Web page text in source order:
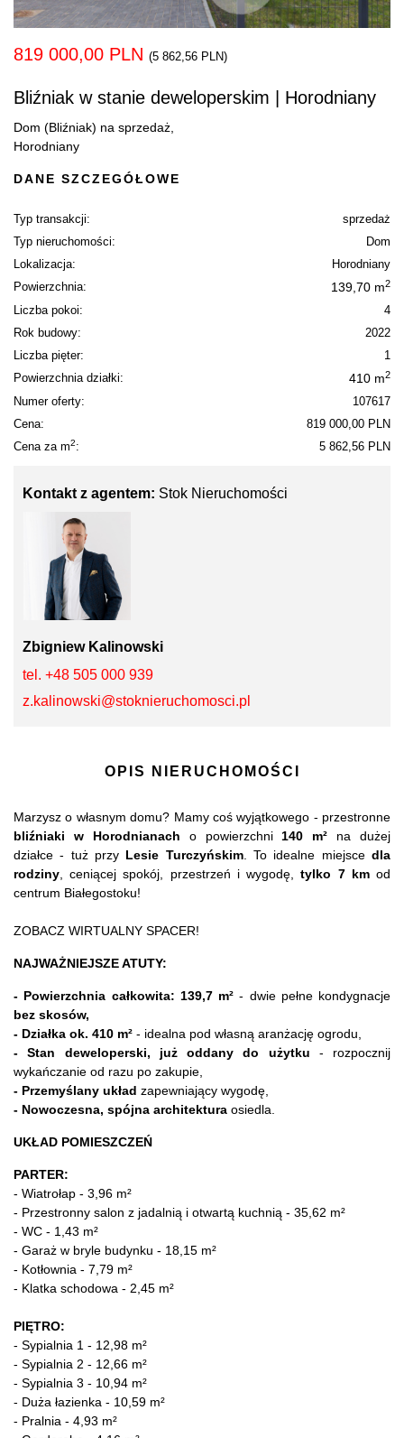
819 000,00 PLN (5 862,56 PLN)
Bliźniak w stanie deweloperskim | Horodniany
Dom (Bliźniak) na sprzedaż,
Horodniany
DANE SZCZEGÓŁOWE
Typ transakcji:
sprzedaż
Typ nieruchomości:
Dom
Lokalizacja:
Horodniany
Powierzchnia:
139,70 m2
Liczba pokoi:
4
Rok budowy:
2022
Liczba pięter:
1
Powierzchnia działki:
410 m2
Numer oferty:
107617
Cena:
819 000,00 PLN
Cena za m2: 5 862,56 PLN
Kontakt z agentem: Stok Nieruchomości
Zbigniew Kalinowski
tel. +48 505 000 939
z.kalinowski@stoknieruchomosci.pl
OPIS NIERUCHOMOŚCI
Marzysz o własnym domu? Mamy coś wyjątkowego - przestronne
bliźniaki w Horodnianach o powierzchni 140 m² na dużej
działce - tuż przy Lesie Turczyńskim. To idealne miejscedla
rodziny , ceniącej spokój, przestrzeń i wygodę,tylko 7 kmod
centrum Białegostoku!
ZOBACZ WIRTUALNY SPACER!
NAJWAŻNIEJSZE ATUTY:
- Powierzchnia całkowita: 139,7 m² - dwie pełne kondygnacje
bez skosów,
- Działka ok. 410 m² - idealna pod własną aranżację ogrodu,
- Stan deweloperski, już oddany do użytku - rozpocznij
wykańczanie od razu po zakupie,
- Przemyślany układ zapewniający wygodę,
- Nowoczesna, spójna architektura osiedla.
UKŁAD POMIESZCZEŃ
PARTER:
- Wiatrołap - 3,96 m²
- Przestronny salon z jadalnią i otwartą kuchnią - 35,62 m²
- WC - 1,43 m²
- Garaż w bryle budynku - 18,15 m²
- Kotłownia - 7,79 m²
- Klatka schodowa - 2,45 m²
PIĘTRO:
- Sypialnia 1 - 12,98 m²
- Sypialnia 2 - 12,66 m²
- Sypialnia 3 - 10,94 m²
- Duża łazienka - 10,59 m²
- Pralnia - 4,93 m²